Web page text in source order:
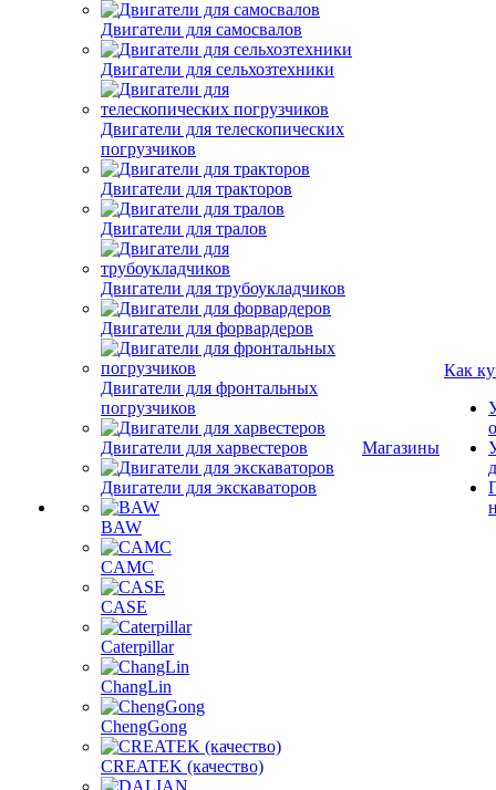
Двигатели для самосвалов
Двигатели для сельхозтехники
Двигатели для телескопических
погрузчиков
Двигатели для тракторов
Двигатели для тралов
Двигатели для трубоукладчиков
Двигатели для форвардеров
Двигатели для фронтальных
погрузчиков
Двигатели для харвестеров
Двигатели для экскаваторов
BAW
CAMC
CASE
Caterpillar
ChangLin
ChengGong
CREATEK (качество)
Магазины
Как